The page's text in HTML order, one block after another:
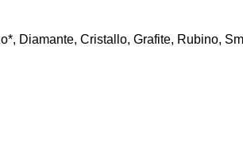
Diamante, Cristallo, Grafite, Rubino,